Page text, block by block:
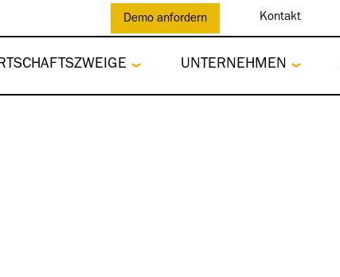
Demo anfordern Kontakt
UNTERNEHMEN